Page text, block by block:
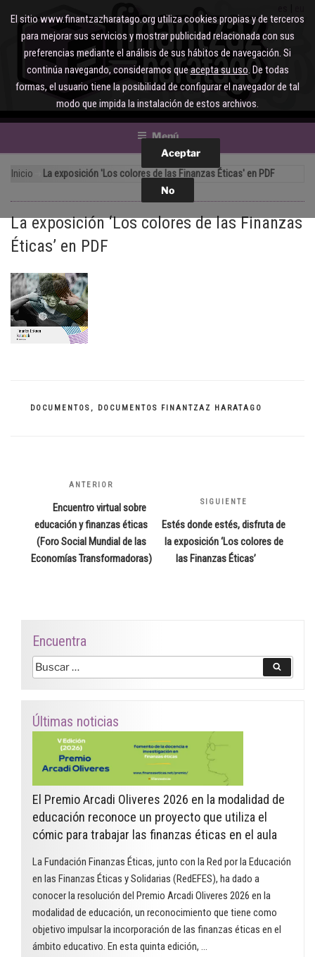
contenido
Menú
Inicio La exposición 'Los colores de las Finanzas Éticas' en PDF
La exposición ‘Los colores de las Finanzas
Éticas’ en PDF
CATEGORÍAS
DOCUMENTOS , DOCUMENTOS FINANTZAZ HARATAGO
Navegación
entradas
Entrada
anterior:
ANTERIOR
Encuentro virtual sobre
educación y finanzas éticas
(Foro Social Mundial de las
Economías Transformadoras)
Siguiente
entrada
SIGUIENTE
Estés donde estés, disfruta de
la exposición ‘Los colores de
las Finanzas Éticas’
Encuentra
Buscar
por:
Últimas noticias
El Premio Arcadi Oliveres 2026 en la modalidad de
educación reconoce un proyecto que utiliza el
cómic para trabajar las finanzas éticas en el aula
La Fundación Finanzas Éticas, junto con la Red por la Educación
en las Finanzas Éticas y Solidarias (RedEFES), ha dado a
conocer la resolución del Premio Arcadi Oliveres 2026 en la
modalidad de educación, un reconocimiento que tiene como
objetivo impulsar la incorporación de las finanzas éticas en el
ámbito educativo. En esta quinta edición, …
El sitio www.finantzazharatago.org utiliza cookies propias y de terceros
para mejorar sus servicios y mostrar publicidad relacionada con sus
preferencias mediante el análisis de sus hábitos de navegación. Si
continúa navegando, consideramos queacepta su uso. De todas
formas, el usuario tiene la posibilidad de configurar el navegador de tal
modo que impida la instalación de estos archivos.